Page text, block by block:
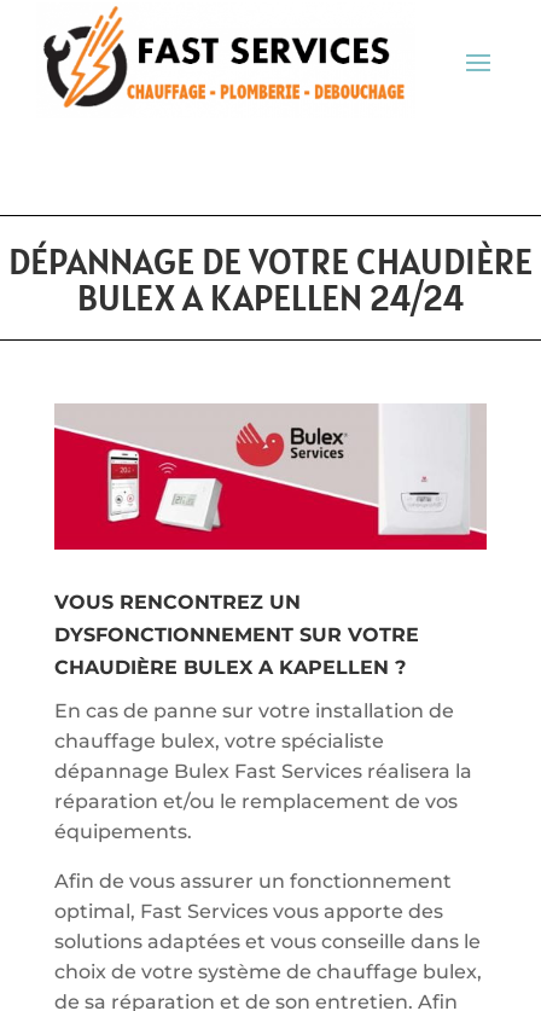
DÉPANNAGE DE VOTRE CHAUDIÈRE
BULEX A KAPELLEN 24/24
VOUS RENCONTREZ UN
DYSFONCTIONNEMENT SUR VOTRE
CHAUDIÈRE BULEX A KAPELLEN ?
En cas de panne sur votre installation de
chauffage bulex, votre spécialiste
dépannage Bulex Fast Services réalisera la
réparation et/ou le remplacement de vos
équipements.
Afin de vous assurer un fonctionnement
optimal, Fast Services vous apporte des
solutions adaptées et vous conseille dans le
choix de votre système de chauffage bulex,
de sa réparation et de son entretien. Afin